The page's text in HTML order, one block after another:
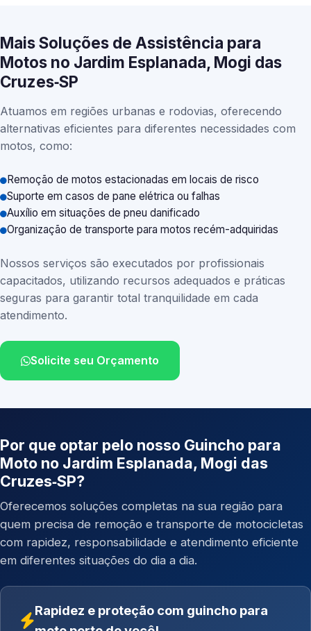
Mais Soluções de Assistência para
Motos no Jardim Esplanada, Mogi das
Cruzes‑SP
Atuamos em regiões urbanas e rodovias, oferecendo
alternativas eficientes para diferentes necessidades com
motos, como:
Remoção de motos estacionadas em locais de risco
Suporte em casos de pane elétrica ou falhas
Auxílio em situações de pneu danificado
Organização de transporte para motos recém-adquiridas
Nossos serviços são executados por profissionais
capacitados, utilizando recursos adequados e práticas
seguras para garantir total tranquilidade em cada
atendimento.
Solicite seu Orçamento
Por que optar pelo nosso Guincho para
Moto no Jardim Esplanada, Mogi das
Cruzes‑SP?
Oferecemos soluções completas na sua região para
quem precisa de remoção e transporte de motocicletas
com rapidez, responsabilidade e atendimento eficiente
em diferentes situações do dia a dia.
Rapidez e proteção com guincho para